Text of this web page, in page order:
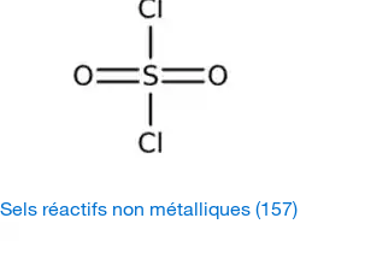
Sels réactifs non métalliques (157)